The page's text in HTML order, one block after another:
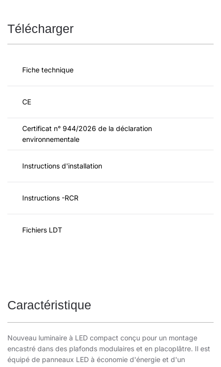
Télécharger
Fiche technique
CE
Certificat n° 944/2026 de la déclaration
environnementale
Instructions d'installation
Instructions -RCR
Fichiers LDT
Caractéristique
Nouveau luminaire à LED compact conçu pour un montage
encastré dans des plafonds modulaires et en placoplâtre. Il est
équipé de panneaux LED à économie d'énergie et d'un